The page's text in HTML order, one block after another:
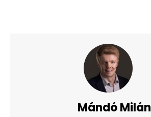
Mándó Milán